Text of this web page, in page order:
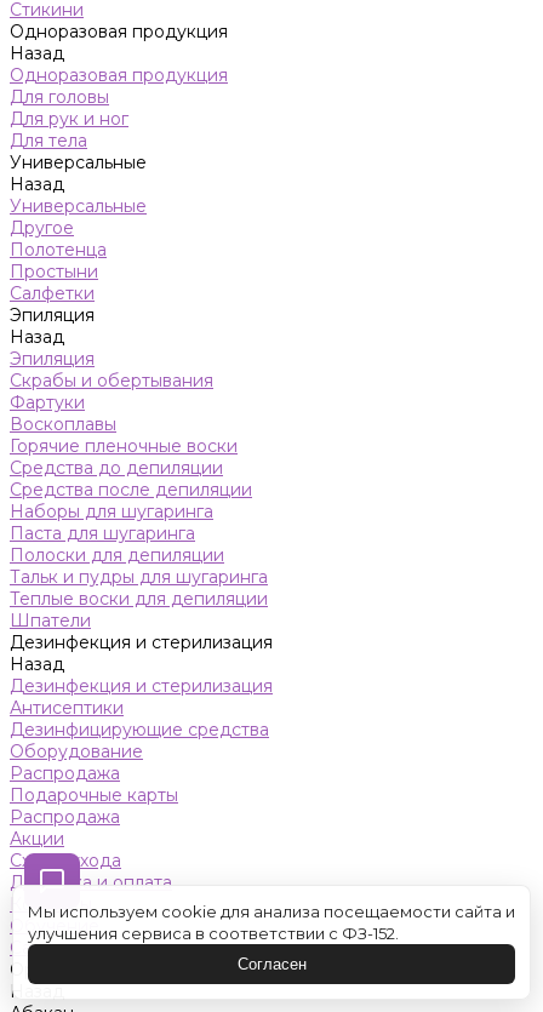
Стикини
Одноразовая продукция
Назад
Одноразовая продукция
Для головы
Для рук и ног
Для тела
Универсальные
Назад
Универсальные
Другое
Полотенца
Простыни
Салфетки
Эпиляция
Назад
Эпиляция
Скрабы и обертывания
Фартуки
Воскоплавы
Горячие пленочные воски
Средства до депиляции
Средства после депиляции
Наборы для шугаринга
Паста для шугаринга
Полоски для депиляции
Тальк и пудры для шугаринга
Теплые воски для депиляции
Шпатели
Дезинфекция и стерилизация
Назад
Дезинфекция и стерилизация
Антисептики
Дезинфицирующие средства
Оборудование
Распродажа
Подарочные карты
Распродажа
Акции
Схемы ухода
Доставка и оплата
Контакты
Обучение
Салон красоты
Оренбург
Назад
Мы используем cookie для анализа посещаемости сайта и
улучшения сервиса в соответствии с ФЗ-152.
Согласен